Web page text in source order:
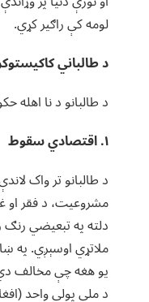
لومه کې راګیر کړي.
د طالباني
د طالبانو د نا اهله
۱. اقتصادي سقوط
د طالبانو تر واک
مشروعیت، د فقر او
ملاتړي اوسېږي. په
یو هغه چې مخالف